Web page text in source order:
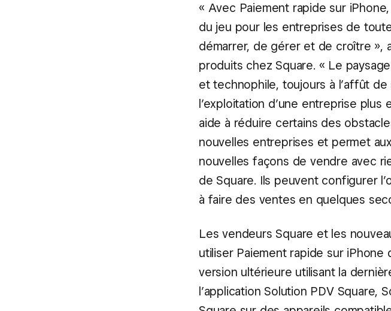
« Avec Paiement rapide sur
du jeu pour les entreprises de
démarrer, de gérer et de croître »,
produits chez Square. « Le
et technophile, toujours à l’affût
l’exploitation d’une entreprise
aide à réduire certains des
nouvelles entreprises et permet
nouvelles façons de vendre avec
de Square. Ils peuvent configurer
à faire des ventes en quelques
Les vendeurs Square et les
utiliser Paiement rapide sur iPhone
version ultérieure utilisant la
l’application Solution PDV Square,